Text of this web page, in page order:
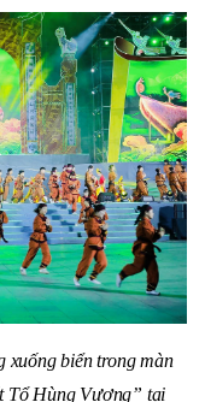
xuống biển trong màn
Tổ Hùng Vương” tại